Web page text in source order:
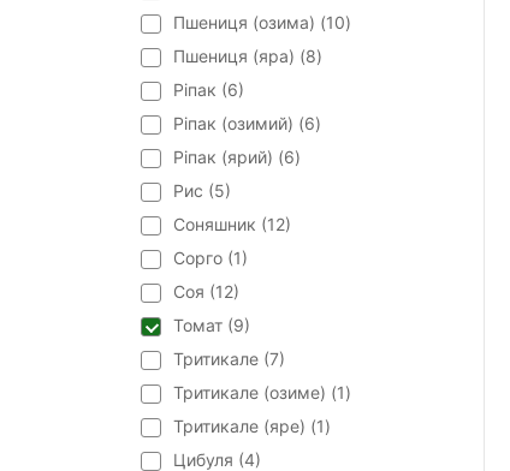
Пшениця (озима) (10)
Пшениця (яра) (8)
Ріпак (6)
Ріпак (озимий) (6)
Ріпак (ярий) (6)
Рис (5)
Соняшник (12)
Сорго (1)
Соя (12)
Томат (9)
Тритикале (7)
Тритикале (озиме) (1)
Тритикале (яре) (1)
Цибуля (4)